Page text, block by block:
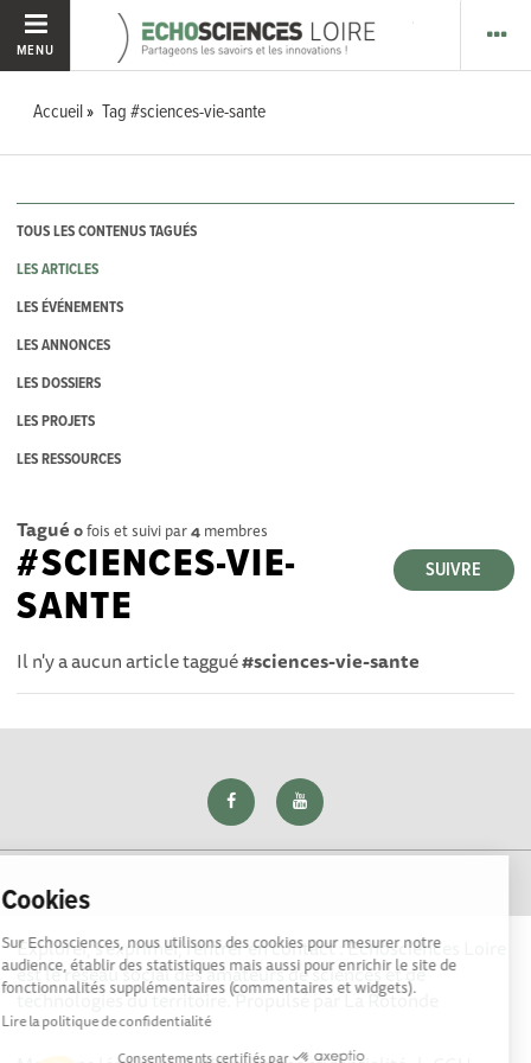
Cookies
Sur Echosciences, nous utilisons des cookies pour mesurer notre
audience, établir des statistiques mais aussi pour enrichir le site de
fonctionnalités supplémentaires (commentaires et widgets).
Lire la politique de confidentialité
Consentements certifiés par
MENU
Accueil Tag #sciences-vie-sante
TOUS LES CONTENUS TAGUÉS
LES ARTICLES
LES ÉVÉNEMENTS
LES ANNONCES
LES DOSSIERS
LES PROJETS
LES RESSOURCES
Tagué 0fois et suivi par4 membres
SUIVRE
#SCIENCES-VIE-
SANTE
Il n'y a aucun article taggué#sciences-vie-sante
Explorer, s’exprimer, rentrer en contact : Echosciences Loire
est le réseau social des amateurs de sciences et de
technologies du territoire. Propulsé parLa Rotonde